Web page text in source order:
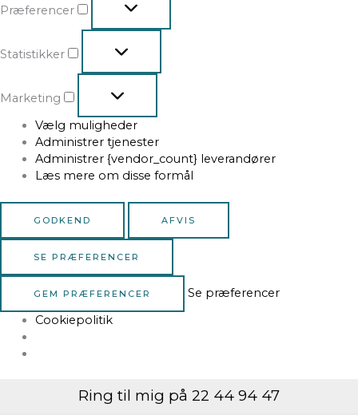
Præferencer
Statistikker
Marketing
Vælg muligheder
Administrer tjenester
Administrer {vendor_count} leverandører
Læs mere om disse formål
GODKEND AFVIS
SE PRÆFERENCER
GEM PRÆFERENCER
Se præferencer
Cookiepolitik
Ring til mig på 22 44 94 47